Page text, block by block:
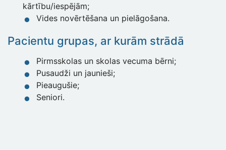
kārtību/iespējām;
Vides novērtēšana un pielāgošana.
Pacientu grupas, ar kurām strādā
Pirmsskolas un skolas vecuma bērni;
Pusaudži un jaunieši;
Pieaugušie;
Seniori.